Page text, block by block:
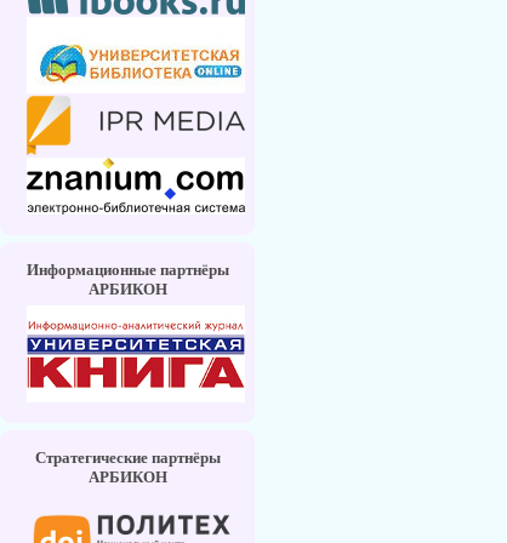
Информационные партнёры
АРБИКОН
Стратегические партнёры
АРБИКОН